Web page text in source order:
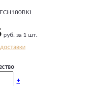
руб. за 1 шт.
доставки
+